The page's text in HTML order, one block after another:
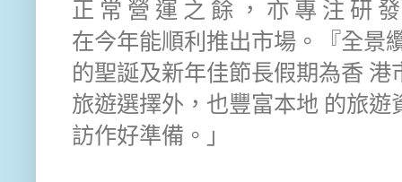
正 常 營 運 之 餘 ， 亦 專 注 研
在今年能順利推出市場。『全景
的聖誕及新年佳節長假期為香
旅遊選擇外，也豐富本地 的旅
訪作好準備。」